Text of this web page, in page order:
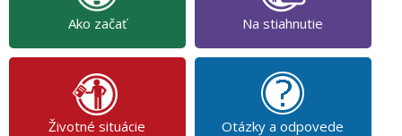
Ako začať Na stiahnutie
Životné situácie Otázky a odpovede